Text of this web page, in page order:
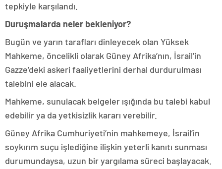
tepkiyle karşılandı.
Duruşmalarda neler bekleniyor?
Bugün ve yarın tarafları dinleyecek olan Yüksek
Mahkeme, öncelikli olarak Güney Afrika’nın, İsrail’in
Gazze’deki askeri faaliyetlerini derhal durdurulması
talebini ele alacak.
Mahkeme, sunulacak belgeler ışığında bu talebi kabul
edebilir ya da yetkisizlik kararı verebilir.
Güney Afrika Cumhuriyeti’nin mahkemeye, İsrail’in
soykırım suçu işlediğine ilişkin yeterli kanıtı sunması
durumundaysa, uzun bir yargılama süreci başlayacak.